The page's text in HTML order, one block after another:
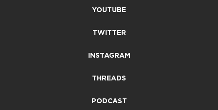
YOUTUBE
TWITTER
INSTAGRAM
THREADS
PODCAST